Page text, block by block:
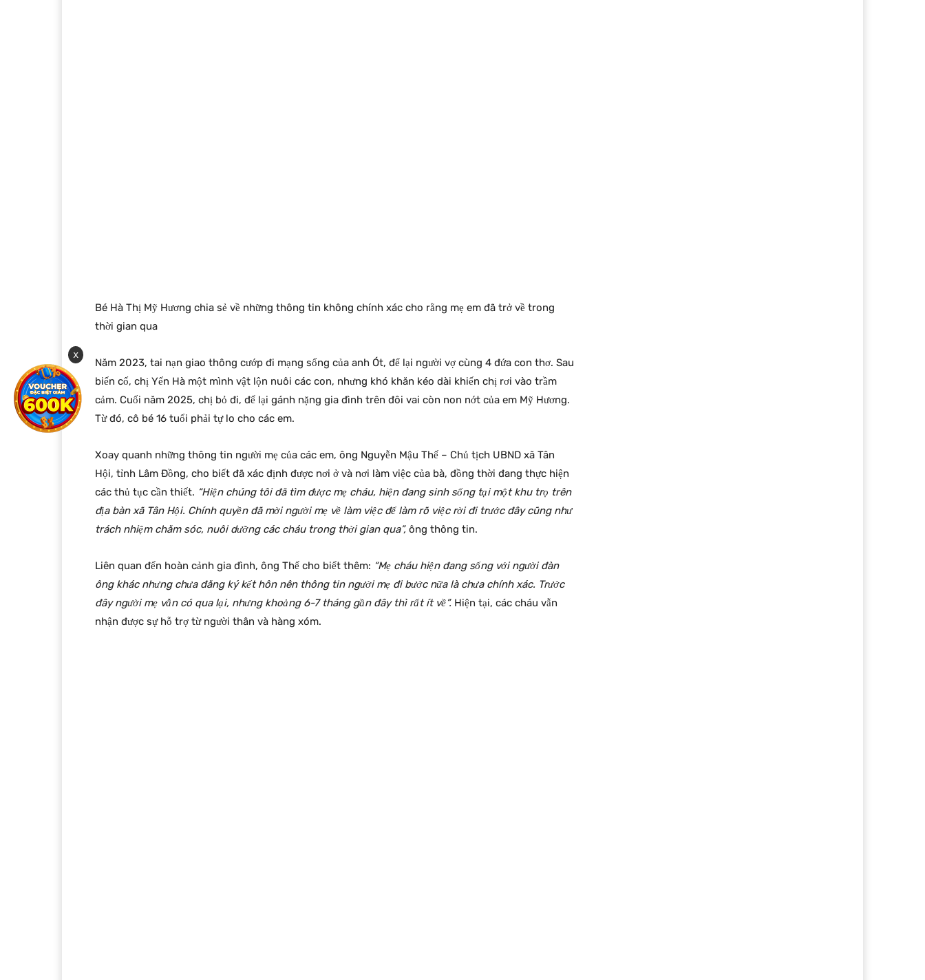
Bé Hà Thị Mỹ Hương chia sẻ về những thông tin không chính xác cho rằng mẹ em đã trở về trong
thời gian qua
Năm 2023, tai nạn giao thông cướp đi mạng sống của anh Ót, để lại người vợ cùng 4 đứa con thơ. Sau
biến cố, chị Yến Hà một mình vật lộn nuôi các con, nhưng khó khăn kéo dài khiến chị rơi vào trầm
cảm. Cuối năm 2025, chị bỏ đi, để lại gánh nặng gia đình trên đôi vai còn non nớt của em Mỹ Hương.
Từ đó, cô bé 16 tuổi phải tự lo cho các em.
Xoay quanh những thông tin người mẹ của các em, ông Nguyễn Mậu Thế – Chủ tịch UBND xã Tân
Hội, tỉnh Lâm Đồng, cho biết đã xác định được nơi ở và nơi làm việc của bà, đồng thời đang thực hiện
các thủ tục cần thiết. “Hiện chúng tôi đã tìm được mẹ cháu, hiện đang sinh sống tại một khu trọ trên
địa bàn xã Tân Hội. Chính quyền đã mời người mẹ về làm việc để làm rõ việc rời đi trước đây cũng như
trách nhiệm chăm sóc, nuôi dưỡng các cháu trong thời gian qua”, ông thông tin.
Liên quan đến hoàn cảnh gia đình, ông Thế cho biết thêm: “Mẹ cháu hiện đang sống với người đàn
ông khác nhưng chưa đăng ký kết hôn nên thông tin người mẹ đi bước nữa là chưa chính xác. Trước
đây người mẹ vẫn có qua lại, nhưng khoảng 6-7 tháng gần đây thì rất ít về”. Hiện tại, các cháu vẫn
nhận được sự hỗ trợ từ người thân và hàng xóm.
x